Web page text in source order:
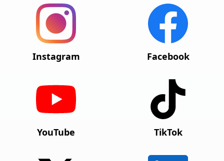
Facebook
Instagram
TikTok
YouTube